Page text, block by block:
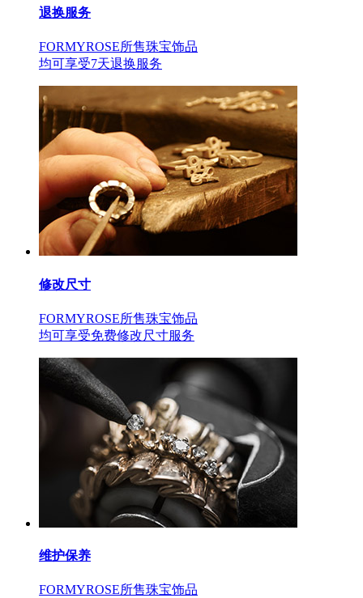
退换服务
FORMYROSE所售珠宝饰品
均可享受7天退换服务
修改尺寸
FORMYROSE所售珠宝饰品
均可享受免费修改尺寸服务
维护保养
FORMYROSE所售珠宝饰品